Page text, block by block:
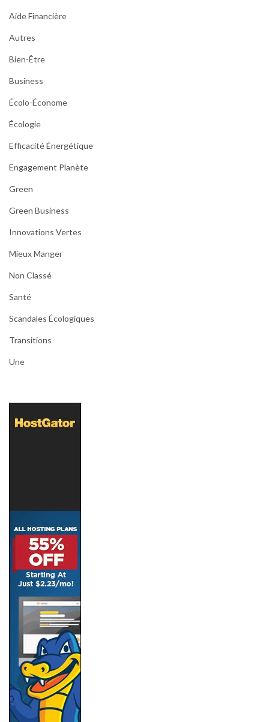
Aide Financière
Autres
Bien-Être
Business
Écolo-Économe
Écologie
Efficacité Énergétique
Engagement Planète
Green
Green Business
Innovations Vertes
Mieux Manger
Non Classé
Santé
Scandales Écologiques
Transitions
Une